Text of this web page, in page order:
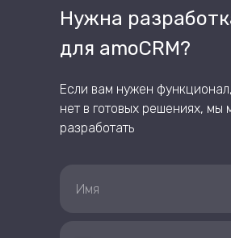
Нужна
для amoCRM?
Если вам нужен
нет в готовых решениях, мы
разработать